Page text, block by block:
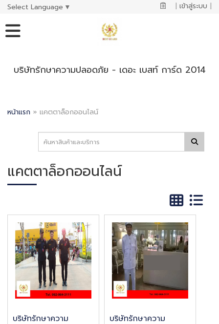
Select Language ▼ | เข้าสู่ระบบ |
บริษัทรักษาความปลอดภัย - เดอะ เบสท์ การ์ด 2014
หน้าแรก » แคตตาล็อกออนไลน์
แคตตาล็อกออนไลน์
บริษัทรักษาความ
บริษัทรักษาความ